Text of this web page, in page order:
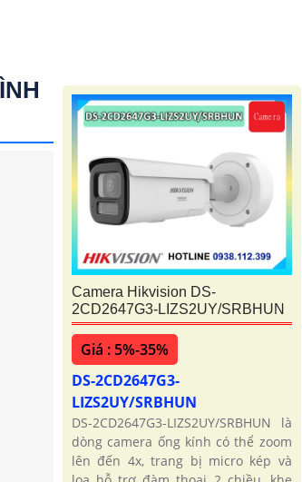
Camera Hikvision DS-
2CD2647G3-LIZS2UY/SRBHUN
Giá : 5%-35%
DS-2CD2647G3-
LIZS2UY/SRBHUN
DS-2CD2647G3-LIZS2UY/SRBHUN là
dòng camera ống kính có thể zoom
lên đến 4x, trang bị micro kép và